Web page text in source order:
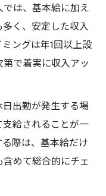
は、基本給に加え
く、安定した収入
ングは年1回以上設
で着実に収入アッ
出勤が発生する場
給されることが一
際は、基本給だけ
めて総合的にチェ